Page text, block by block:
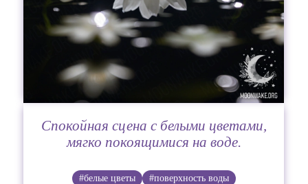
Спокойная сцена с белыми цветами,
мягко покоящимися на воде.
#белые цветы
#поверхность воды